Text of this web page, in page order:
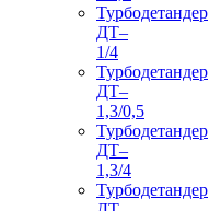
Турбодетандер
ДТ–
1/4
Турбодетандер
ДТ–
1,3/0,5
Турбодетандер
ДТ–
1,3/4
Турбодетандер